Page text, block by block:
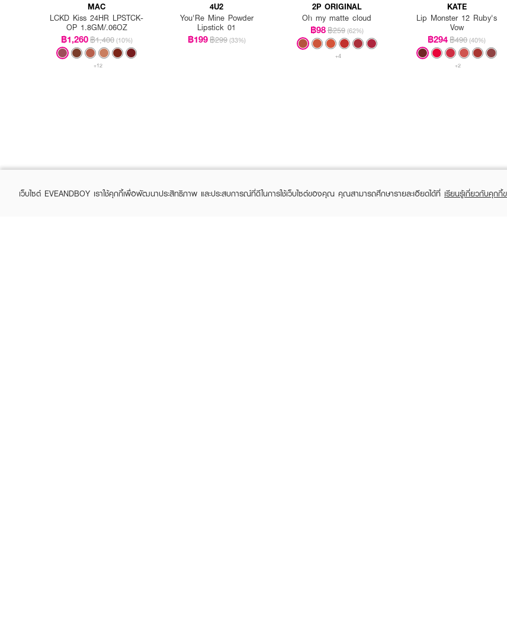
MAC
LCKD Kiss 24HR LPSTCK-
OP 1.8GM/.06OZ
฿1,260฿1,400 (10%)
+12
4U2
You'Re Mine Powder
Lipstick 01
฿199฿299 (33%)
2P ORIGINAL
Oh my matte cloud
฿98฿259 (62%)
+4
KATE
Lip Monster 12 Ruby's
Vow
฿294฿490 (40%)
+2
เว็บไซต์ EVEANDBOY เราใช้คุกกี้เพื่อพัฒนาประสิทธิภาพ และประสบการณ์ที่ดีในการใช้เว็บไซต์ของคุณ คุณสามารถศึกษารายละเอียดได้ที่ เรียนรู้เกี่ยวกับคุกกี้